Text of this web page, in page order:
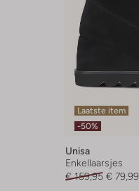
Laatste item
-50%
Unisa
Enkellaarsjes
€ 159,95 € 79,99